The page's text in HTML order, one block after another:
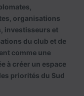
organisations
investisseurs et
du club et de
comme une
à créer un espace
priorités du Sud